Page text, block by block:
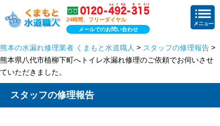
24時間、フリーダイヤル
メールでのお問い合わせ
熊本の水漏れ修理業者 くまもと水道職人 > スタッフの修理報告 >
熊本県八代市植柳下町へトイレ水漏れ修理のご依頼でお伺いさせ
ていただきました。
スタッフの修理報告